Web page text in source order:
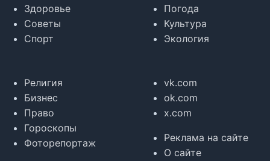
Здоровье
Советы
Спорт
Погода
Культура
Экология
Религия
Бизнес
Право
Гороскопы
Фоторепортаж
vk.com
ok.com
x.com
Реклама на сайте
О сайте